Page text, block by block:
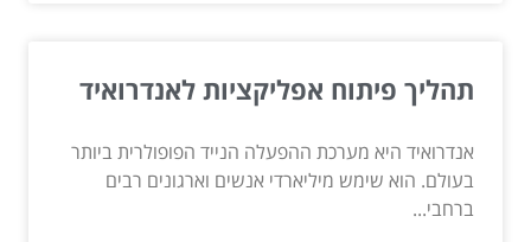
תהליך פיתוח אפליקציות לאנדרואיד
אנדרואיד היא מערכת ההפעלה הנייד הפופולרית ביותר
בעולם. הוא שימש מיליארדי אנשים וארגונים רבים
ברחבי...